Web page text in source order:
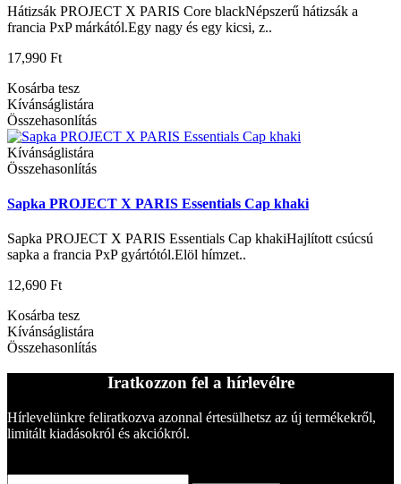
Hátizsák PROJECT X PARIS Core blackNépszerű hátizsák a
francia PxP márkától.Egy nagy és egy kicsi, z..
17,990 Ft
Kosárba tesz
Kívánságlistára
Összehasonlítás
Kívánságlistára
Összehasonlítás
Sapka PROJECT X PARIS Essentials Cap khaki
Sapka PROJECT X PARIS Essentials Cap khakiHajlított csúcsú
sapka a francia PxP gyártótól.Elöl hímzet..
12,690 Ft
Kosárba tesz
Kívánságlistára
Összehasonlítás
Iratkozzon fel a hírlevélre
Hírlevelünkre feliratkozva azonnal értesülhetsz az új termékekről,
limitált kiadásokról és akciókról.